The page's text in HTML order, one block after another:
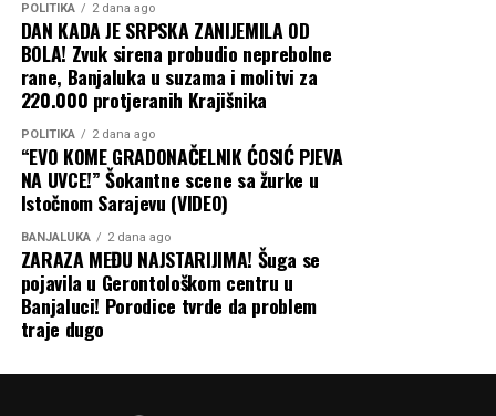
POLITIKA 2 dana ago
DAN KADA JE SRPSKA ZANIJEMILA OD
BOLA! Zvuk sirena probudio neprebolne
rane, Banjaluka u suzama i molitvi za
220.000 protjeranih Krajišnika
POLITIKA 2 dana ago
“EVO KOME GRADONAČELNIK ĆOSIĆ PJEVA
NA UVCE!” Šokantne scene sa žurke u
Istočnom Sarajevu (VIDEO)
BANJALUKA 2 dana ago
ZARAZA MEĐU NAJSTARIJIMA! Šuga se
pojavila u Gerontološkom centru u
Banjaluci! Porodice tvrde da problem
traje dugo